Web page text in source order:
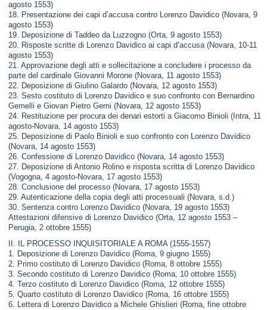
agosto 1553)
18. Presentazione dei capi d’accusa contro Lorenzo Davidico (Novara, 9
agosto 1553)
19. Deposizione di Taddeo da Luzzogno (Orta, 9 agosto 1553)
20. Risposte scritte di Lorenzo Davidico ai capi d’accusa (Novara, 10-11
agosto 1553)
21. Approvazione degli atti e sollecitazione a concludere i processo da
parte del cardinale Giovanni Morone (Novara, 11 agosto 1553)
22. Deposizione di Giulino Galardo (Novara, 12 agosto 1553)
23. Sesto costituto di Lorenzo Davidico e suo confronto con Bernardino
Gemelli e Giovan Pietro Gemi (Novara, 12 agosto 1553)
24. Restituzione per procura dei denari estorti a Giacomo Binioli (Intra, 11
agosto-Novara, 14 agosto 1553)
25. Deposizione di Paolo Binioli e suo confronto con Lorenzo Davidico
(Novara, 14 agosto 1553)
26. Confessione di Lorenzo Davidico (Novara, 14 agosto 1553)
27. Deposizione di Antonio Rolino e risposta scritta di Lorenzo Davidico
(Vogogna, 4 agosto-Novara, 17 agosto 1553)
28. Conclusione del processo (Novara, 17 agosto 1553)
29. Autenticazione della copia degli atti processuali (Novara, s.d.)
30. Sentenza contro Lorenzo Davidico (Novara, 19 agosto 1553)
Attestazioni difensive di Lorenzo Davidico (Orta, 12 agosto 1553 –
Perugia, 2 ottobre 1555)
II. IL PROCESSO INQUISITORIALE A ROMA (1555-1557)
1. Deposizione di Lorenzo Davidico (Roma, 9 giugno 1555)
2. Primo costituto di Lorenzo Davidico (Roma, 8 ottobre 1555)
3. Secondo costituto di Lorenzo Davidico (Roma, 10 ottobre 1555)
4. Terzo costituto di Lorenzo Davidico (Roma, 12 ottobre 1555)
5. Quarto costituto di Lorenzo Davidico (Roma, 16 ottobre 1555)
6. Lettera di Lorenzo Davidico a Michele Ghislieri (Roma, fine ottobre